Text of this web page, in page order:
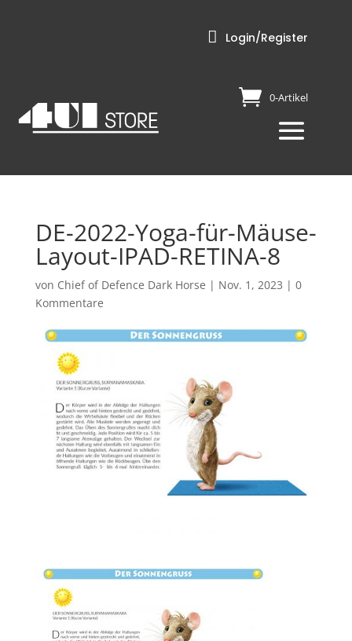
 Login/Register
0-Artikel
DE-2022-Yoga-für-Mäuse-
Layout-IPAD-RETINA-8
von Chief of Defence Dark Horse | Nov. 1, 2023 | 0
Kommentare